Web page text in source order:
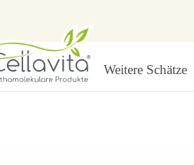
Weitere Schätze